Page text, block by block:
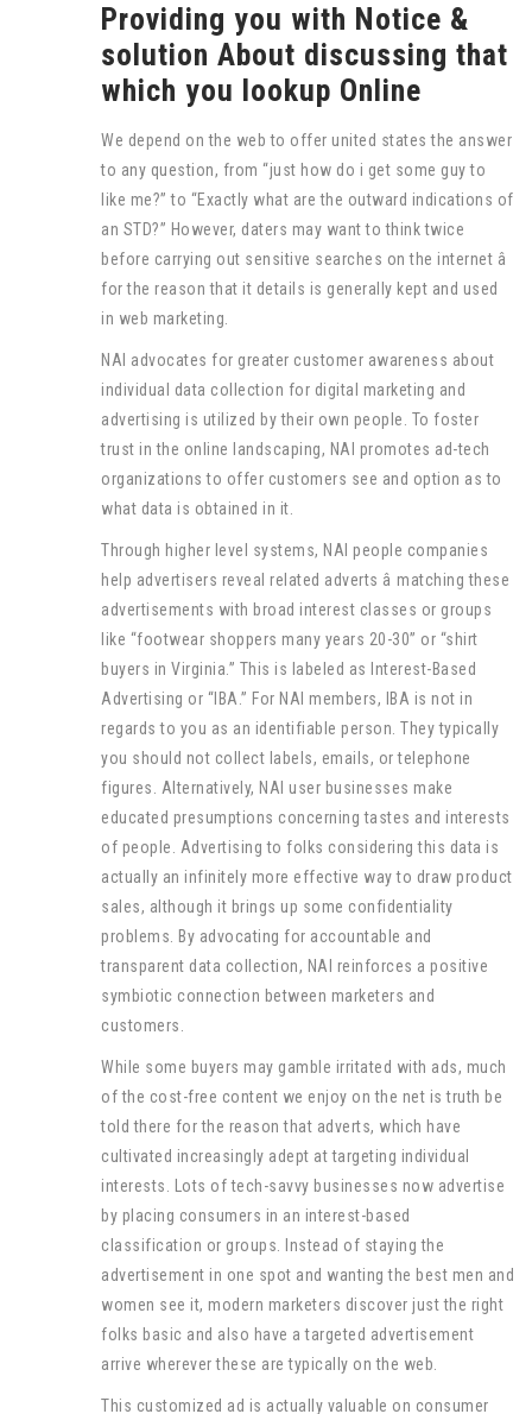
Providing you with Notice &
solution About discussing that
which you lookup Online
We depend on the web to offer united states the answer
to any question, from “just how do i get some guy to
like me?” to “Exactly what are the outward indications of
an STD?” However, daters may want to think twice
before carrying out sensitive searches on the internet â
for the reason that it details is generally kept and used
in web marketing.
NAI advocates for greater customer awareness about
individual data collection for digital marketing and
advertising is utilized by their own people. To foster
trust in the online landscaping, NAI promotes ad-tech
organizations to offer customers see and option as to
what data is obtained in it.
Through higher level systems, NAI people companies
help advertisers reveal related adverts â matching these
advertisements with broad interest classes or groups
like “footwear shoppers many years 20-30” or “shirt
buyers in Virginia.” This is labeled as Interest-Based
Advertising or “IBA.” For NAI members, IBA is not in
regards to you as an identifiable person. They typically
you should not collect labels, emails, or telephone
figures. Alternatively, NAI user businesses make
educated presumptions concerning tastes and interests
of people. Advertising to folks considering this data is
actually an infinitely more effective way to draw product
sales, although it brings up some confidentiality
problems. By advocating for accountable and
transparent data collection, NAI reinforces a positive
symbiotic connection between marketers and
customers.
While some buyers may gamble irritated with ads, much
of the cost-free content we enjoy on the net is truth be
told there for the reason that adverts, which have
cultivated increasingly adept at targeting individual
interests. Lots of tech-savvy businesses now advertise
by placing consumers in an interest-based
classification or groups. Instead of staying the
advertisement in one spot and wanting the best men and
women see it, modern marketers discover just the right
folks basic and also have a targeted advertisement
arrive wherever these are typically on the web.
This customized ad is actually valuable on consumer